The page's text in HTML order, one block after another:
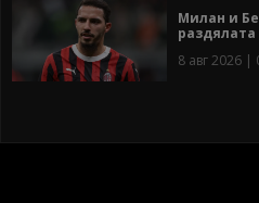
Милан и
раздялата
8 авг 2026 |